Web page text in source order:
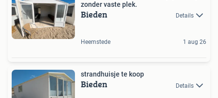
zonder vaste plek.
Bieden Details
Heemstede 1 aug 26
strandhuisje te koop
Bieden Details